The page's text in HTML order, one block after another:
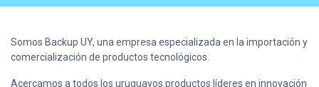
Somos Backup UY, una empresa especializada en la importación y
comercialización de productos tecnológicos.
Acercamos a todos los uruguayos productos líderes en innovación